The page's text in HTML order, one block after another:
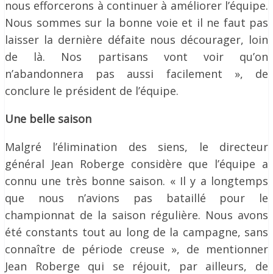
nous efforcerons à continuer à améliorer l’équipe.
Nous sommes sur la bonne voie et il ne faut pas
laisser la dernière défaite nous décourager, loin
de là. Nos partisans vont voir qu’on
n’abandonnera pas aussi facilement », de
conclure le président de l’équipe.
Une belle saison
Malgré l’élimination des siens, le directeur
général Jean Roberge considère que l’équipe a
connu une très bonne saison. « Il y a longtemps
que nous n’avions pas bataillé pour le
championnat de la saison régulière. Nous avons
été constants tout au long de la campagne, sans
connaître de période creuse », de mentionner
Jean Roberge qui se réjouit, par ailleurs, de